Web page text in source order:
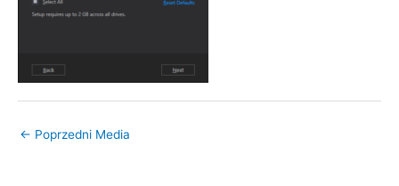
← Poprzedni Media